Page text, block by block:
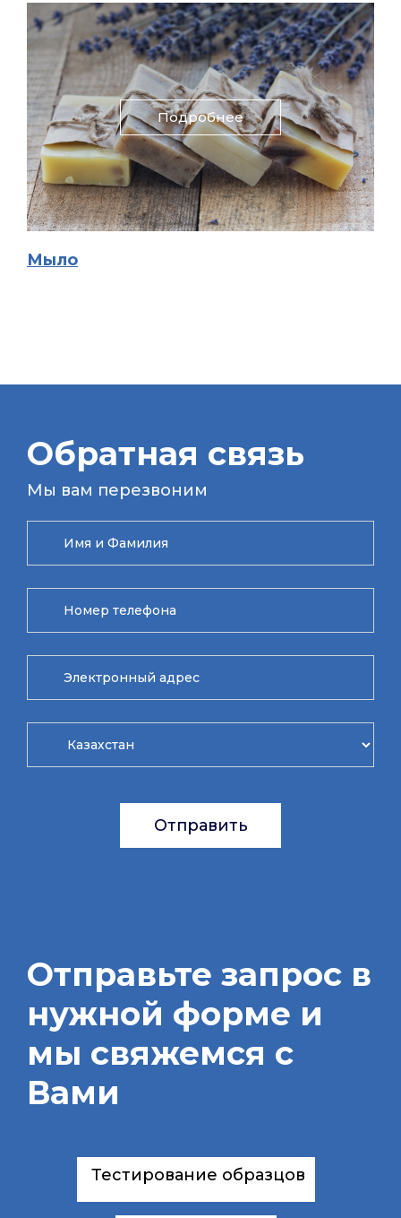
Подробнее
Мыло
Обратная связь
Мы вам перезвоним
Отправить
Отправьте запрос в
нужной форме и
мы свяжемся с
Вами
Тестирование образцов